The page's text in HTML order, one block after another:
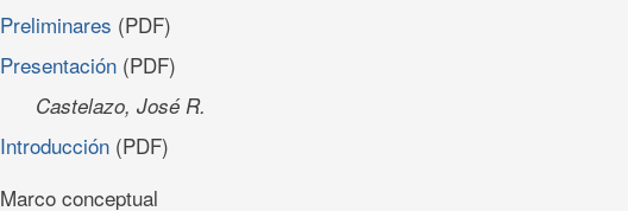
Preliminares (PDF)
Presentación (PDF)
Castelazo, José R.
Introducción (PDF)
Marco conceptual